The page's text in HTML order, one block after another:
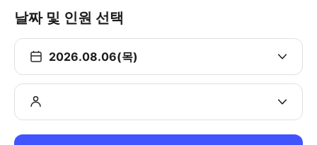
날짜 및 인원 선택
2026.08.06(목)